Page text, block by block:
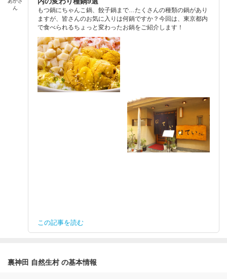
ん
もつ鍋にちゃんこ鍋、餃子鍋まで…たくさんの種類の鍋があり
ますが、皆さんのお気に入りは何鍋ですか？今回は、東京都内
で食べられるちょっと変わったお鍋をご紹介します！
この記事を読む
裏神田 自然生村 の基本情報